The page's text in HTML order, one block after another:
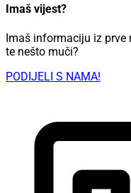
Imaš vijest?
Imaš informaciju iz prve
te nešto muči?
PODIJELI S NAMA!